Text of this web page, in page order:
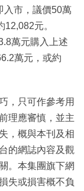
入市，議價50萬
元。
萬元購入上述
萬元，或約
，只可作參考用
理應審慎，並主
，概與本刊及相
的網誌內容及觀
。本集團旗下網
失或損害概不負